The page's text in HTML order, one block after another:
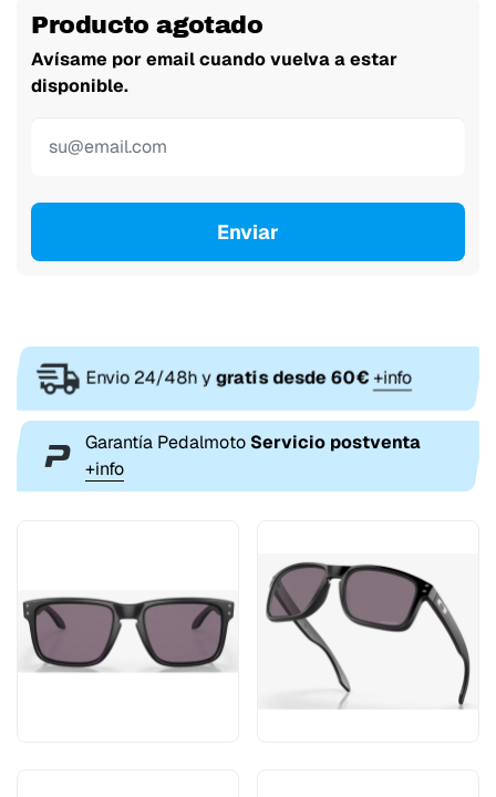
Producto agotado
Avísame por email cuando vuelva a estar
disponible.
Enviar
Envio 24/48h ygratis desde 60€+info
Garantía Pedalmoto Servicio postventa
+info